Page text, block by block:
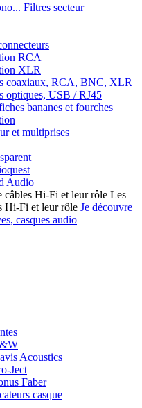
Filtres secteur
RCA
XLR
coaxiaux, RCA, BNC, XLR
optiques, USB / RJ45
bananes et fourches
et multiprises
Audio
Les
Hi-Fi et leur rôle Je découvre
casques audio
Acoustics
Ject
Faber
casque